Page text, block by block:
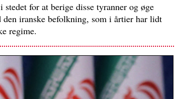
for at berige disse tyranner og øge
den iranske befolkning, som i årtier har lidt
regime.